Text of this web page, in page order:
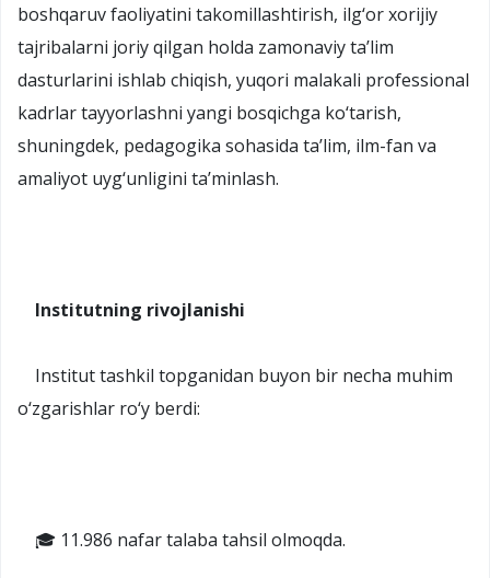
boshqaruv faoliyatini takomillashtirish, ilg‘or xorijiy
tajribalarni joriy qilgan holda zamonaviy ta’lim
dasturlarini ishlab chiqish, yuqori malakali professional
kadrlar tayyorlashni yangi bosqichga ko‘tarish,
shuningdek, pedagogika sohasida ta’lim, ilm-fan va
amaliyot uyg‘unligini ta’minlash.
Institutning rivojlanishi
Institut tashkil topganidan buyon bir necha muhim
o‘zgarishlar ro‘y berdi:
🎓 11.986 nafar talaba tahsil olmoqda.